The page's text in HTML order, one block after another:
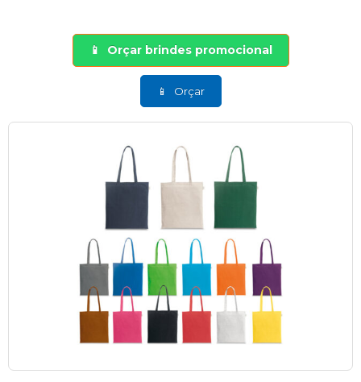
Orçar brindes promocional
Orçar